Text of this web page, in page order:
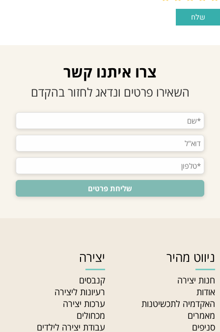
צרו איתנו קשר
השאירו פרטים ונדאג לחזור בהקדם
ניווט מהיר
חנות יצירה
אודות
האקדמיה לתכשיטנות
מאמרים
סניפים
יצירה
קנבסים
רעיונות ליצירה
ערכות יצירה
מכחולים
עבודת יצירה לילדים